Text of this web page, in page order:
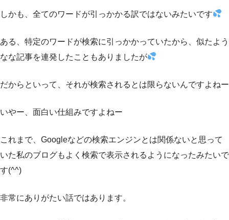
しかも、全てのワードが引っかかる訳ではないみたいです
ある、特定のワードが検索に引っかかっていたから、似たよう
なな記事を連発したこともありましたが
だからといって、それが検索されるとは限らないんですよねー
いやー、面白い仕組みですよねー
これまで、Googleなどの検索エンジンとは関係ないと思って
いた私のブログもよく検索で表示されるようになったみたいで
す(^^)
非常にありがたい話ではあります。